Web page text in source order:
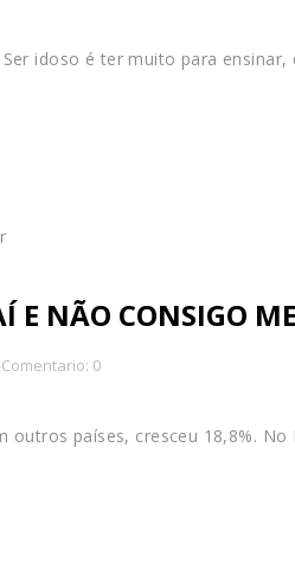
idoso é ter muito para
E NÃO CONSIGO
Comentario: 0
países, cresceu 18,8%.